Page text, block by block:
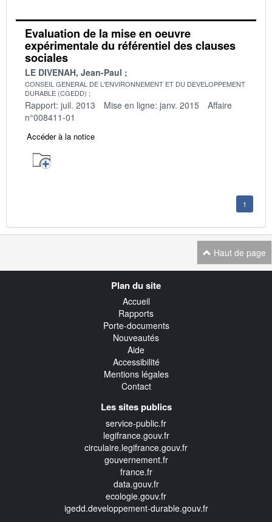
Evaluation de la mise en oeuvre
expérimentale du référentiel des clauses
sociales
LE DIVENAH, Jean-Paul
CONSEIL GENERAL DE L'ENVIRONNEMENT ET DU DEVELOPPEMENT
DURABLE (CGEDD)
Rapport: juil. 2013 Mise en ligne: janv. 2015
Affaire
n°008411-01
Accéder à la notice
1
Haut de page
Plan du site
Accueil
Rapports
Porte-documents
Nouveautés
Aide
Accessibilité
Mentions légales
Contact
Les sites publics
service-public.fr
legifrance.gouv.fr
circulaire.legifrance.gouv.fr
gouvernement.fr
france.fr
data.gouv.fr
ecologie.gouv.fr
igedd.developpement-durable.gouv.fr